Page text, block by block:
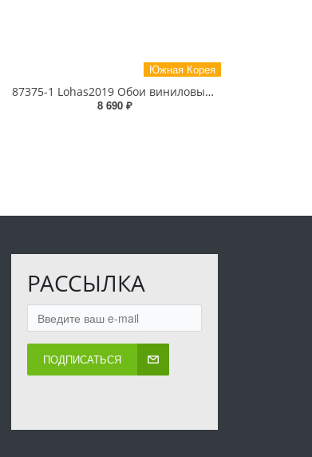
Южная Корея
87375-1 Lohas2019 Обои виниловые на бумажной основе 1.06*15.5
8 690 ₽
РАССЫЛКА
ПОДПИСАТЬСЯ